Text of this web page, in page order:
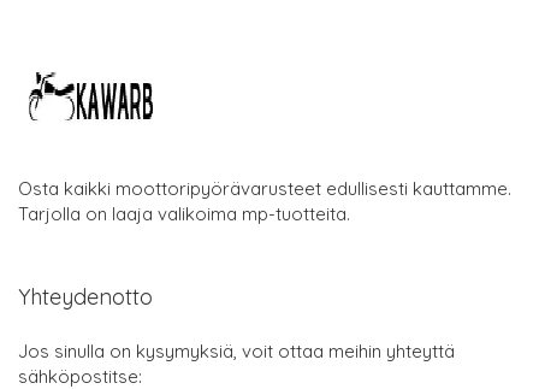
Osta kaikki moottoripyörävarusteet edullisesti kauttamme.
Tarjolla on laaja valikoima mp-tuotteita.
Yhteydenotto
Jos sinulla on kysymyksiä, voit ottaa meihin yhteyttä
sähköpostitse: